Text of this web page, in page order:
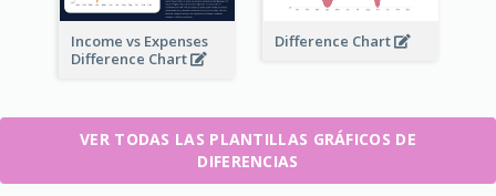
Income vs Expenses
Difference Chart
Difference Chart
VER TODAS LAS PLANTILLAS GRÁFICOS DE
DIFERENCIAS